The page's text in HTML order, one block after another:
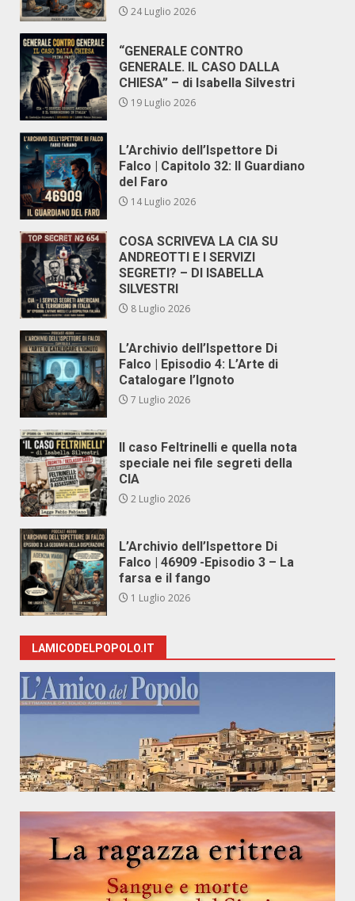
24 Luglio 2026
“GENERALE CONTRO
GENERALE. IL CASO DALLA
CHIESA” – di Isabella Silvestri
19 Luglio 2026
L’Archivio dell’Ispettore Di
Falco | Capitolo 32: Il Guardiano
del Faro
14 Luglio 2026
COSA SCRIVEVA LA CIA SU
ANDREOTTI E I SERVIZI
SEGRETI? – DI ISABELLA
SILVESTRI
8 Luglio 2026
L’Archivio dell’Ispettore Di
Falco | Episodio 4: L’Arte di
Catalogare l’Ignoto
7 Luglio 2026
Il caso Feltrinelli e quella nota
speciale nei file segreti della
CIA
2 Luglio 2026
L’Archivio dell’Ispettore Di
Falco | 46909 -Episodio 3 – La
farsa e il fango
1 Luglio 2026
LAMICODELPOPOLO.IT